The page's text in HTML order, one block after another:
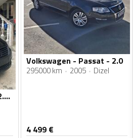
Volkswagen - Passat - 2.0tdi
Volkswagen - Passat - 2.0
295000 km 2005 Dizel
4 499 €